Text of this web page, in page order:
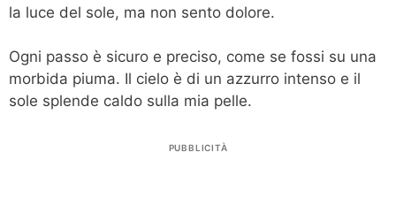
la luce del sole, ma non sento dolore.
Ogni passo è sicuro e preciso, come se fossi su una
morbida piuma. Il cielo è di un azzurro intenso e il
sole splende caldo sulla mia pelle.
PUBBLICITÀ